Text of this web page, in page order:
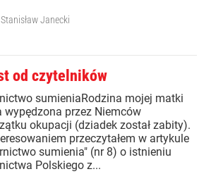
Stanisław Janecki
od czytelników
sumieniaRodzina mojej matki
wypędzona przez Niemców
okupacji (dziadek został zabity).
przeczytałem w artykule
sumienia" (nr 8) o istnieniu
Polskiego z...